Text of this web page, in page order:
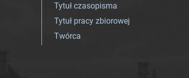
Tytuł czasopisma
Tytuł pracy zbiorowej
Twórca